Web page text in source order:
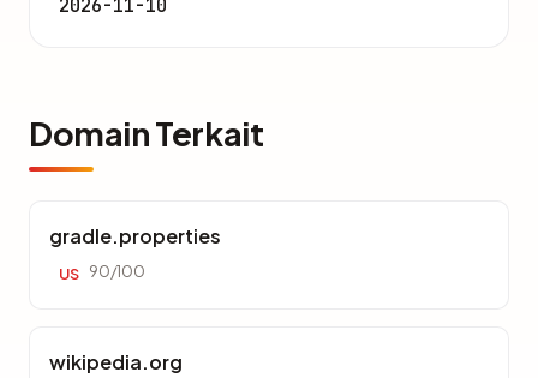
2026-11-10
Domain Terkait
gradle.properties
US 90/100
wikipedia.org